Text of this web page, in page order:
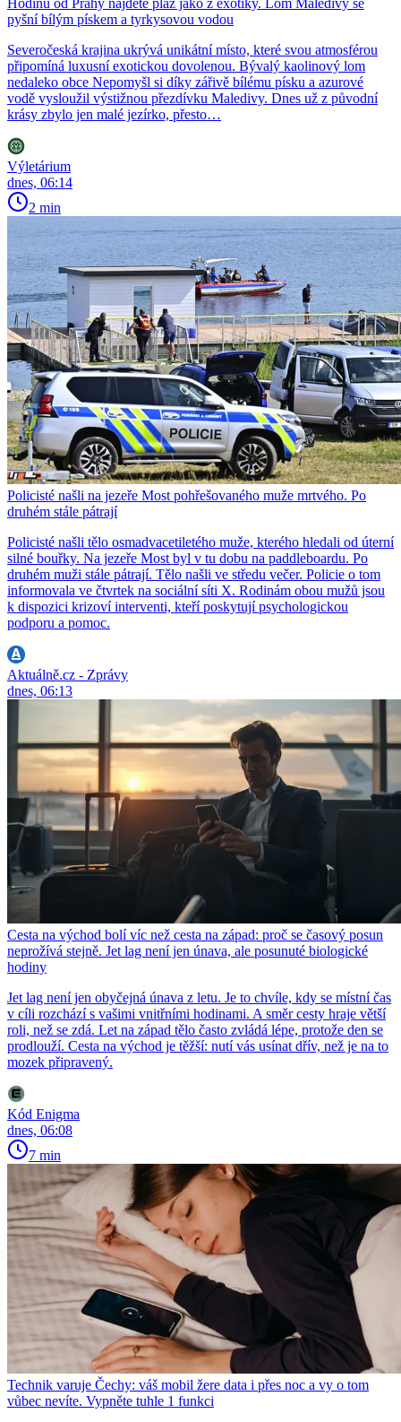
Hodinu od Prahy najdete pláž jako z exotiky. Lom Maledivy se
pyšní bílým pískem a tyrkysovou vodou
Severočeská krajina ukrývá unikátní místo, které svou atmosférou
připomíná luxusní exotickou dovolenou. Bývalý kaolinový lom
nedaleko obce Nepomyšl si díky zářivě bílému písku a azurové
vodě vysloužil výstižnou přezdívku Maledivy. Dnes už z původní
krásy zbylo jen malé jezírko, přesto…
Výletárium
dnes, 06:14
2 min
Policisté našli na jezeře Most pohřešovaného muže mrtvého. Po
druhém stále pátrají
Policisté našli tělo osmadvacetiletého muže, kterého hledali od úterní
silné bouřky. Na jezeře Most byl v tu dobu na paddleboardu. Po
druhém muži stále pátrají. Tělo našli ve středu večer. Policie o tom
informovala ve čtvrtek na sociální síti X. Rodinám obou mužů jsou
k dispozici krizoví interventi, kteří poskytují psychologickou
podporu a pomoc.
Aktuálně.cz - Zprávy
dnes, 06:13
Cesta na východ bolí víc než cesta na západ: proč se časový posun
neprožívá stejně. Jet lag není jen únava, ale posunuté biologické
hodiny
Jet lag není jen obyčejná únava z letu. Je to chvíle, kdy se místní čas
v cíli rozchází s vašimi vnitřními hodinami. A směr cesty hraje větší
roli, než se zdá. Let na západ tělo často zvládá lépe, protože den se
prodlouží. Cesta na východ je těžší: nutí vás usínat dřív, než je na to
mozek připravený.
Kód Enigma
dnes, 06:08
7 min
Technik varuje Čechy: váš mobil žere data i přes noc a vy o tom
vůbec nevíte. Vypněte tuhle 1 funkci